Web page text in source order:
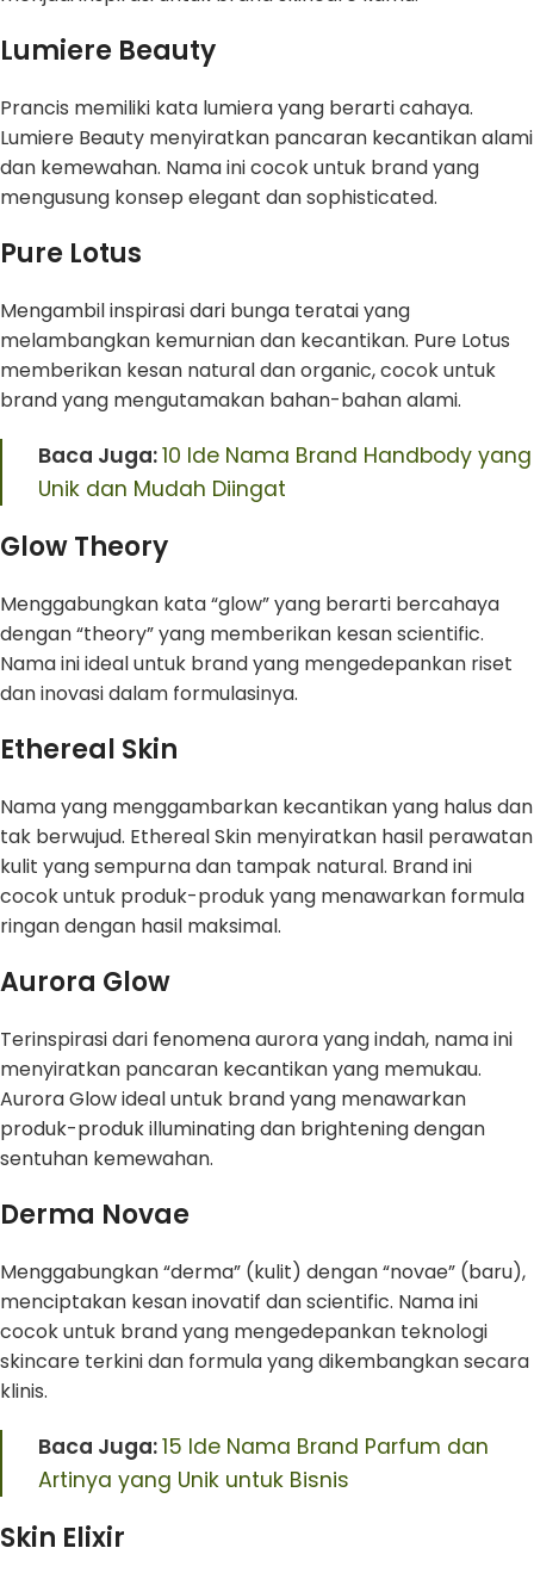
Lumiere Beauty
Prancis memiliki kata lumiera yang berarti cahaya.
Lumiere Beauty menyiratkan pancaran kecantikan alami
dan kemewahan. Nama ini cocok untuk brand yang
mengusung konsep elegant dan sophisticated.
Pure Lotus
Mengambil inspirasi dari bunga teratai yang
melambangkan kemurnian dan kecantikan. Pure Lotus
memberikan kesan natural dan organic, cocok untuk
brand yang mengutamakan bahan-bahan alami.
Baca Juga:10 Ide Nama Brand Handbody yang
Unik dan Mudah Diingat
Glow Theory
Menggabungkan kata “glow” yang berarti bercahaya
dengan “theory” yang memberikan kesan scientific.
Nama ini ideal untuk brand yang mengedepankan riset
dan inovasi dalam formulasinya.
Ethereal Skin
Nama yang menggambarkan kecantikan yang halus dan
tak berwujud. Ethereal Skin menyiratkan hasil perawatan
kulit yang sempurna dan tampak natural. Brand ini
cocok untuk produk-produk yang menawarkan formula
ringan dengan hasil maksimal.
Aurora Glow
Terinspirasi dari fenomena aurora yang indah, nama ini
menyiratkan pancaran kecantikan yang memukau.
Aurora Glow ideal untuk brand yang menawarkan
produk-produk illuminating dan brightening dengan
sentuhan kemewahan.
Derma Novae
Menggabungkan “derma” (kulit) dengan “novae” (baru),
menciptakan kesan inovatif dan scientific. Nama ini
cocok untuk brand yang mengedepankan teknologi
skincare terkini dan formula yang dikembangkan secara
klinis.
Baca Juga:15 Ide Nama Brand Parfum dan
Artinya yang Unik untuk Bisnis
Skin Elixir